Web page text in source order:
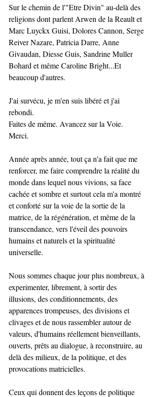
Sur le chemin de l'"Etre Divin" au-delà des
religions dont parlent Arwen de la Reault et
Marc Luyckx Guisi, Dolores Cannon, Serge
Reiver Nazare, Patricia Darre, Anne
Givaudan, Diesse Guis, Sandrine Muller
Bohard et même Caroline Bright...Et
beaucoup d'autres.
J'ai survécu, je m'en suis libéré et j'ai
rebondi.
Faites de même. Avancez sur la Voie.
Merci.
Année après année, tout ça n'a fait que me
renforcer, me faire comprendre la réalité du
monde dans lequel nous vivions, sa face
cachée et sombre et surtout cela m'a montré
et conforté sur la voie de la sortie de la
matrice, de la régénération, et même de la
transcendance, vers l'éveil des pouvoirs
humains et naturels et la spiritualité
universelle.
Nous sommes chaque jour plus nombreux, à
experimenter, librement, à sortir des
illusions, des conditionnements, des
apparences trompeuses, des divisions et
clivages et de nous rassembler autour de
valeurs, d'humains réellement bienveillants,
ouverts, prêts au dialogue, à reconstruire, au
delà des milieux, de la politique, et des
provocations matricielles.
Ceux qui donnent des leçons de politique